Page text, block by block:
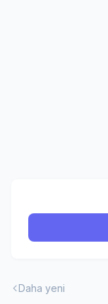
Daha yeni